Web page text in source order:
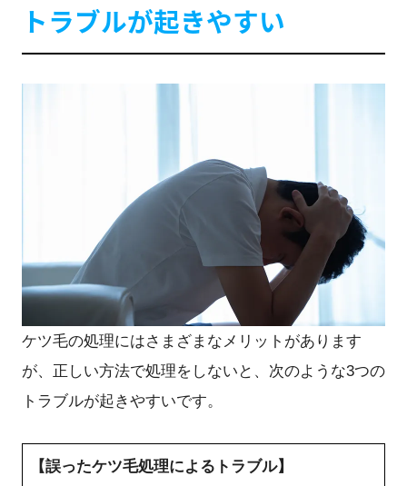
トラブルが起きやすい
ケツ毛の処理にはさまざまなメリットがあります
が、正しい方法で処理をしないと、次のような3つの
トラブルが起きやすいです。
【誤ったケツ毛処理によるトラブル】